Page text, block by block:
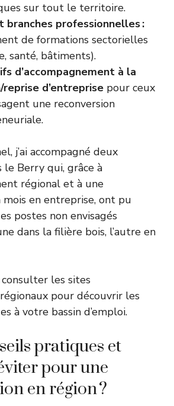
sur tout le territoire.
branches professionnelles :
de formations sectorielles
santé, bâtiments).
d’accompagnement à la
d’entreprise pour ceux
une reconversion
j’ai accompagné deux
le Berry qui, grâce à
régional et à une
mois en entreprise, ont pu
postes non envisagés
dans la filière bois, l’autre en
consulter les sites
pour découvrir les
à votre bassin d’emploi.
pratiques et
pour une
en région ?